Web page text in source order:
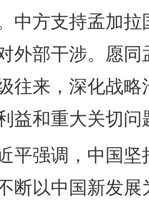
中方支持孟加
外部干涉。愿
往来，深化战
益和重大关切
强调，中国坚
断以中国新发